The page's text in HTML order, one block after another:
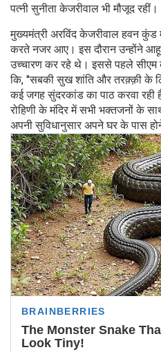
पत्नी सुनीता केजरीवाल भी मौजूद रहीं।
मुख्यमंत्री अरविंद केजरीवाल हवन कुंड
करते नजर आए। इस दौरान उन्होंने
उच्चारण कर रहे थे। इससे पहले सीएम
कि, ''सबकी सुख शांति और तरक़्क़ी के
कई जगह सुंदरकांड का पाठ करवा रही
रोहिणी के मंदिर में सभी भक्तजनों के
अपनी सुविधानुसार अपने घर के पास